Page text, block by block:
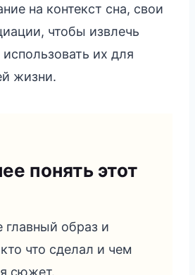
на контекст сна, свои
чтобы извлечь
их для
жизни.
понять этот
главный образ и
что сделал и чем